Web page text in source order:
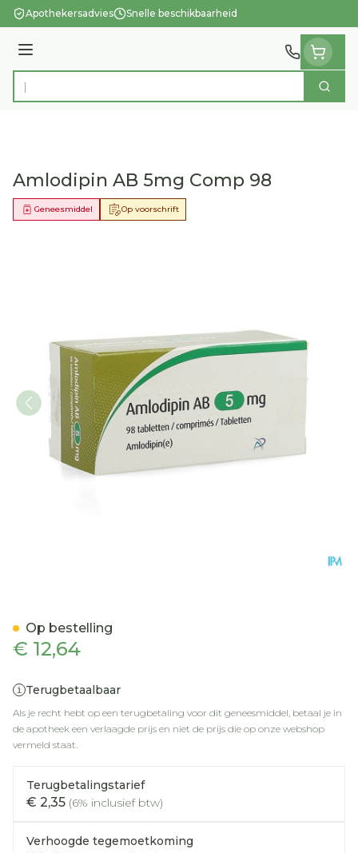
Ga naar de inhoud
Apothekersadvies Snelle beschikbaarheid
Menu
Product, merk, categorie... Zoek
Amlodipin AB 5mg Comp 98
Op voorschrift
Geneesmiddel
€ 12,64
Terugbetaalbaar
Als je recht hebt op een terugbetaling voor dit geneesmiddel, betaal je in
de apotheek een verlaagde prijs en niet de prijs die op onze webshop
vermeld staat.
Terugbetalingstarief
€ 2,35 (6% inclusief btw)
Verhoogde tegemoetkoming
Op bestelling